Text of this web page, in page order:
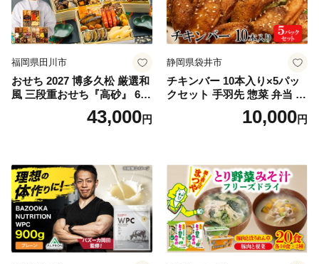
福岡県田川市
おせち 2027 博多久松 厳選和
風 三段重おせち『高砂』 6.5
寸 3段重 2～3人前 おせち料
理 重箱 お正月 冷凍おせち 縁
ち 本格おせち おせち予約 年
末 年始 お取り寄せ 新春 贅沢
おせち こだわりおせち 惣菜
老舗おせち ふるさと納税お
せち 御節 お節料理 正月 調理
不要 おせち料理2027
43,000円
静岡県袋井市
チキンバー 10本入り×5パッ
クセット 手羽先 惣菜 弁当 お
かず お酒 おつまみ ギフト キ
ャンプ アウトドア キャンプ
10,000円